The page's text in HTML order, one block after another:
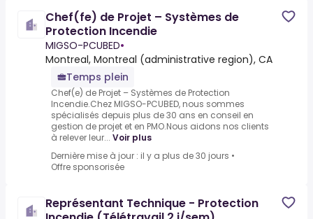
Chef(fe) de Projet – Systèmes de
Protection Incendie
MIGSO-PCUBED•
Montreal, Montreal (administrative region), CA
Temps plein
Chef(e) de Projet – Systèmes de Protection
Incendie.Chez MIGSO-PCUBED, nous sommes
spécialisés depuis plus de 30 ans en conseil en
gestion de projet et en PMO.Nous aidons nos clients
à relever leur... Voir plus
Dernière mise à jour : il y a plus de 30 jours •
Offre sponsorisée
Représentant Technique - Protection